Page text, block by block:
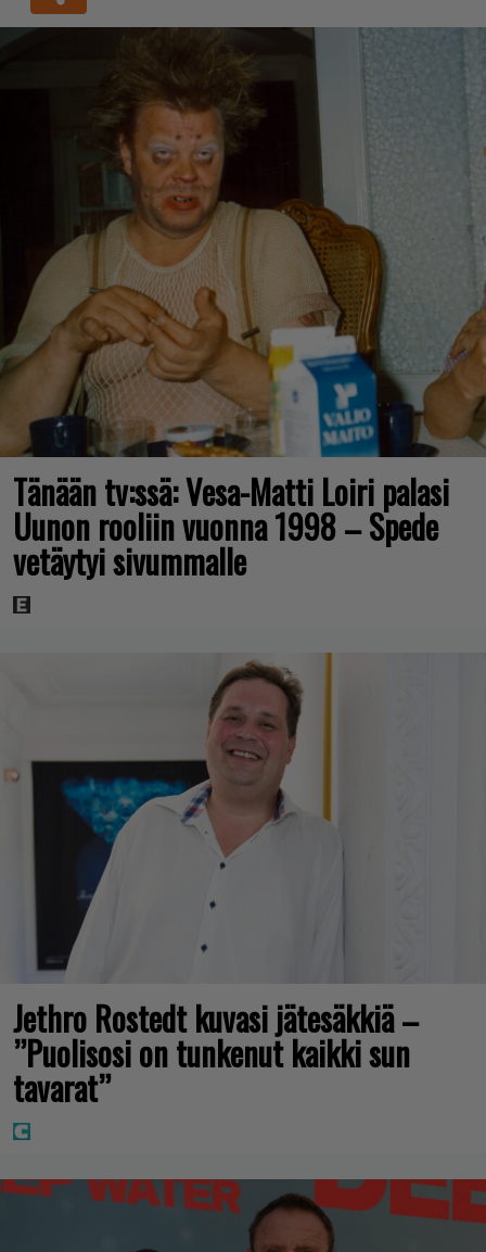
Tänään tv:ssä: Vesa-Matti Loiri palasi
Uunon rooliin vuonna 1998 – Spede
vetäytyi sivummalle
Jethro Rostedt kuvasi jätesäkkiä –
”Puolisosi on tunkenut kaikki sun
tavarat”